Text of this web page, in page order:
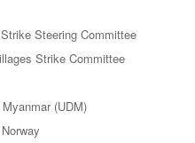
Steering Committee
Strike Committee
(UDM)